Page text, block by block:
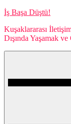
Skip
content
İş Başa Düştü!
Kuşaklararası
Dışında Yaşamak ve